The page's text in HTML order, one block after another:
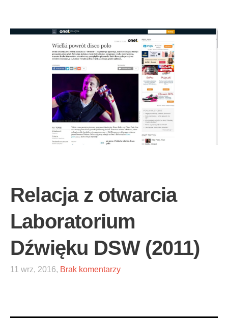
Relacja z otwarcia
Laboratorium
Dźwięku DSW (2011)
11 wrz, 2016, Brak komentarzy